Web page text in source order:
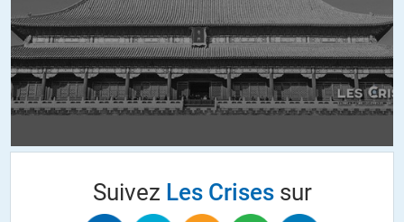
guidon », ou me paraissant manquer d’équité et de hauteur !
Tout cela est dommage ! Les crises, ont me semble-t-il raté une
occasion de se distinguer des medias complaisants !
Je continuerai a consulter ce site avec le recul qui conviendra.
ALERTER
Il faudrait expliquer pourquoi plutôt que de répéter cet « argument »
Suivez Les Crisessur